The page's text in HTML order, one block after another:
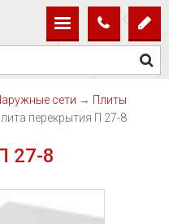
сети → Плиты
перекрытия П 27-8
27-8